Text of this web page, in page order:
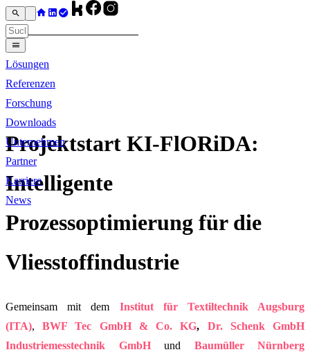
Lösungen
Referenzen
Forschung
Downloads
Unternehmen
Partner
Karriere
News
Projektstart KI-FlORiDA:
Intelligente
Prozessoptimierung für die
Vliesstoffindustrie
Gemeinsam mit dem Institut für Textiltechnik Augsburg
(ITA),BWF Tec GmbH & Co. KG, Dr. Schenk GmbH
Industriemesstechnik GmbH
und Baumüller Nürnberg